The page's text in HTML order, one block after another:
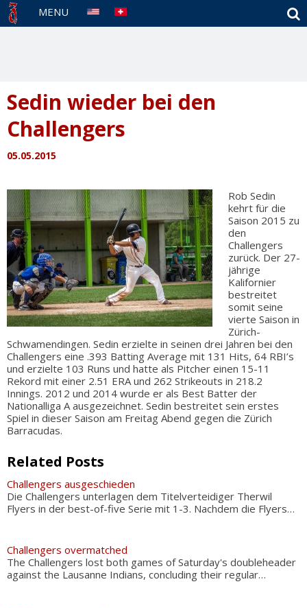
MENU
Sedin wieder bei den
Challengers
05.05.2015
Rob Sedin
kehrt für die
Saison 2015 zu
den
Challengers
zurück. Der 27-
jährige
Kalifornier
bestreitet
somit seine
vierte Saison in
Zürich-
Schwamendingen. Sedin erzielte in seinen drei Jahren bei den
Challengers eine .393 Batting Average mit 131 Hits, 64 RBI’s
und erzielte 103 Runs und hatte als Pitcher einen 15-11
Rekord mit einer 2.51 ERA und 262 Strikeouts in 218.2
Innings. 2012 und 2014 wurde er als Best Batter der
Nationalliga A ausgezeichnet. Sedin bestreitet sein erstes
Spiel in dieser Saison am Freitag Abend gegen die Zürich
Barracudas.
Related Posts
Challengers ausgeschieden
Die Challengers unterlagen dem Titelverteidiger Therwil
Flyers in der best-of-five Serie mit 1-3. Nachdem die Flyers…
Challengers overmatched
The Challengers lost both games of Saturday's doubleheader
against the Lausanne Indians, concluding their regular…